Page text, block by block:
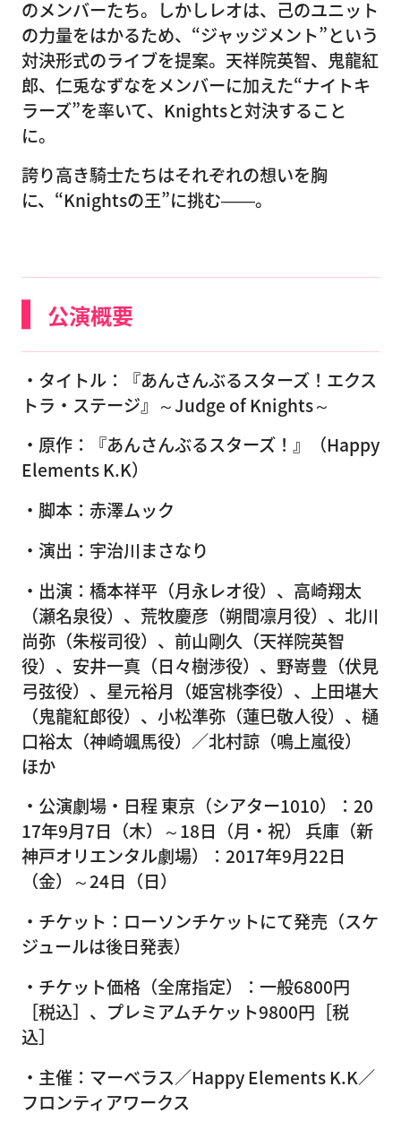
のメンバーたち。しかしレオは、己のユニット
の力量をはかるため、“ジャッジメント”という
対決形式のライブを提案。天祥院英智、鬼龍紅
郎、仁兎なずなをメンバーに加えた“ナイトキ
ラーズ”を率いて、Knightsと対決すること
に。
誇り高き騎士たちはそれぞれの想いを胸
に、“Knightsの王”に挑む――。
公演概要
・タイトル：『あんさんぶるスターズ！エクス
トラ・ステージ』～Judge of Knights～
・原作：『あんさんぶるスターズ！』（Happy
Elements K.K）
・脚本：赤澤ムック
・演出：宇治川まさなり
・出演：橋本祥平（月永レオ役）、高崎翔太
（瀬名泉役）、荒牧慶彦（朔間凛月役）、北川
尚弥（朱桜司役）、前山剛久（天祥院英智
役）、安井一真（日々樹渉役）、野嵜豊（伏見
弓弦役）、星元裕月（姫宮桃李役）、上田堪大
（鬼龍紅郎役）、小松準弥（蓮巳敬人役）、樋
口裕太（神崎颯馬役）／北村諒（鳴上嵐役）
ほか
・公演劇場・日程 東京（シアター1010）：20
17年9月7日（木）～18日（月・祝） 兵庫（新
神戸オリエンタル劇場）：2017年9月22日
（金）～24日（日）
・チケット：ローソンチケットにて発売（スケ
ジュールは後日発表）
・チケット価格（全席指定）：一般6800円
［税込］、プレミアムチケット9800円［税
込］
・主催：マーベラス／Happy Elements K.K／
フロンティアワークス